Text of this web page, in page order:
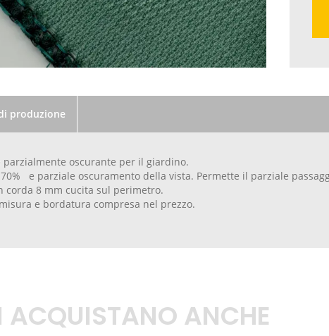
produzione
parzialmente oscurante per il giardino.
e parziale oscuramento della vista. Permette il parziale
corda 8 mm cucita sul perimetro.
e bordatura compresa nel prezzo.
ACQUISTANO ANCHE